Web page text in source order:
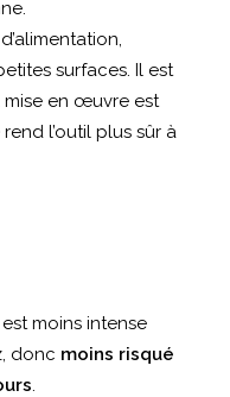
surfaces. Il est
mise en œuvre est
l’outil plus sûr à
moins intense
donc moins risqué
.